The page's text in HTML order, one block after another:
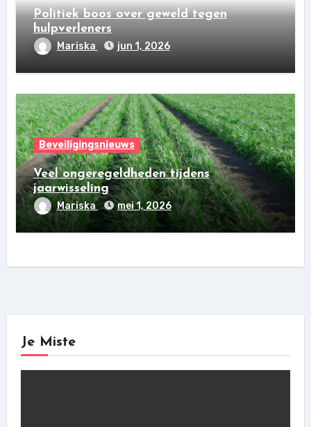
Politiek boos over geweld tegen
hulpverleners
Mariska jun 1, 2026
Beveiligingsnieuws
Veel ongeregeldheden tijdens
jaarwisseling
Mariska mei 1, 2026
Je Miste